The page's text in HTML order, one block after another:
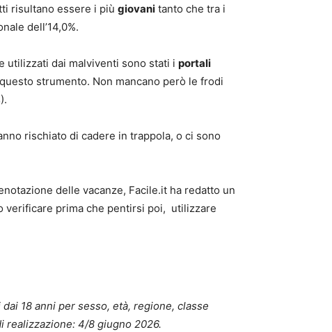
risultano essere i più giovani tanto che tra i
dell’14,0%.
utilizzati dai malviventi sono stati i portali
strumento. Non mancano però le frodi
rischiato di cadere in trappola, o ci sono
delle vacanze, Facile.it ha redatto un
verificare prima che pentirsi poi, utilizzare
18 anni per sesso, età, regione, classe
realizzazione: 4/8 giugno 2026.